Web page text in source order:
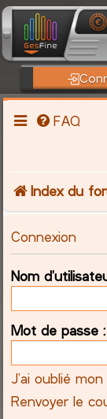
FAQ
Index du
Connexion
Nom
Mot de passe :
J’ai oublié
Renvoyer le